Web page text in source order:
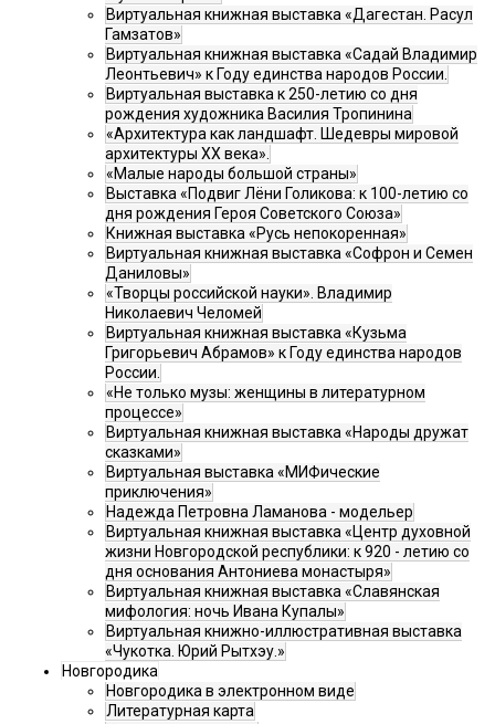
Виртуальная книжная выставка «Дагестан. Расул
Гамзатов»
Виртуальная книжная выставка «Садай Владимир
Леонтьевич» к Году единства народов России.
Виртуальная выставка к 250-летию со дня
рождения художника Василия Тропинина
«Архитектура как ландшафт. Шедевры мировой
архитектуры XX века».
«Малые народы большой страны»
Выставка «Подвиг Лёни Голикова: к 100-летию со
дня рождения Героя Советского Союза»
Книжная выставка «Русь непокоренная»
Виртуальная книжная выставка «Софрон и Семен
Даниловы»
«Творцы российской науки». Владимир
Николаевич Челомей
Виртуальная книжная выставка «Кузьма
Григорьевич Абрамов» к Году единства народов
России.
«Не только музы: женщины в литературном
процессе»
Виртуальная книжная выставка «Народы дружат
сказками»
Виртуальная выставка «МИФические
приключения»
Надежда Петровна Ламанова - модельер
Виртуальная книжная выставка «Центр духовной
жизни Новгородской республики: к 920 - летию со
дня основания Антониева монастыря»
Виртуальная книжная выставка «Славянская
мифология: ночь Ивана Купалы»
Виртуальная книжно-иллюстративная выставка
«Чукотка. Юрий Рытхэу.»
Новгородика
Новгородика в электронном виде
Литературная карта